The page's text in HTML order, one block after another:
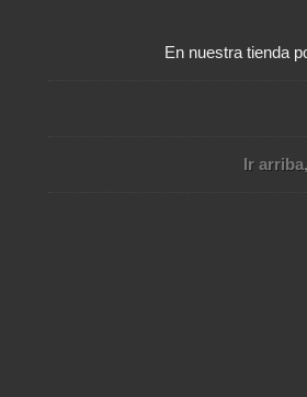
En nuestra tienda
Ir arriba